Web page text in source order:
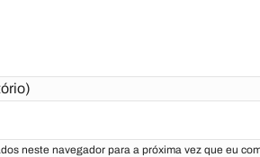
neste navegador para a próxima vez que eu